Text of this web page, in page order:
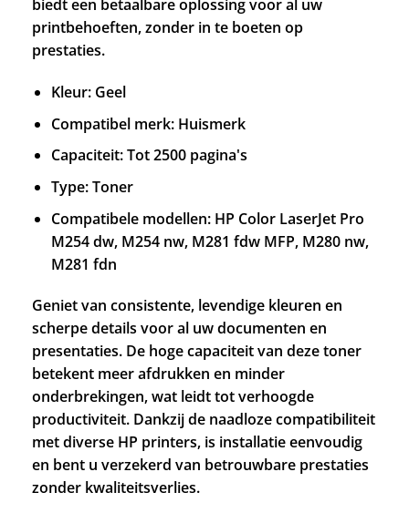
biedt een betaalbare oplossing voor al uw
printbehoeften, zonder in te boeten op
prestaties.
Kleur: Geel
Compatibel merk: Huismerk
Capaciteit: Tot 2500 pagina's
Type: Toner
Compatibele modellen: HP Color LaserJet Pro
M254 dw, M254 nw, M281 fdw MFP, M280 nw,
M281 fdn
Geniet van consistente, levendige kleuren en
scherpe details voor al uw documenten en
presentaties. De hoge capaciteit van deze toner
betekent meer afdrukken en minder
onderbrekingen, wat leidt tot verhoogde
productiviteit. Dankzij de naadloze compatibiliteit
met diverse HP printers, is installatie eenvoudig
en bent u verzekerd van betrouwbare prestaties
zonder kwaliteitsverlies.